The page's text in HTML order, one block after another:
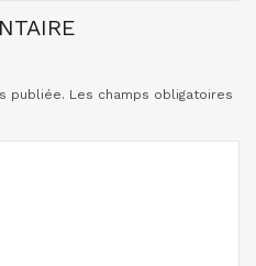
publiée. Les champs obligatoires